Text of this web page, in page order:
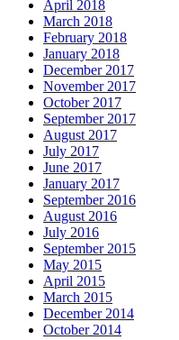
April 2018
March 2018
February 2018
January 2018
December 2017
November 2017
October 2017
September 2017
August 2017
July 2017
June 2017
January 2017
September 2016
August 2016
July 2016
September 2015
May 2015
April 2015
March 2015
December 2014
October 2014